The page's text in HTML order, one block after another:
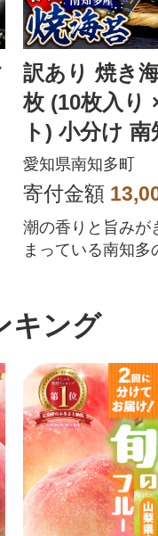
訳あり 焼き
枚 (10枚入り
ト) 小分け
愛知県南知多町
寄付金額
潮の香りと旨みが
まっている南知多
キング